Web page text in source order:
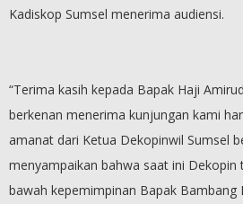
Kadiskop Sumsel menerima audiensi.
“Terima kasih kepada Bapak Haji
berkenan menerima kunjungan kami
amanat dari Ketua Dekopinwil Sumsel
menyampaikan bahwa saat ini Dekopin
bawah kepemimpinan Bapak Bambang